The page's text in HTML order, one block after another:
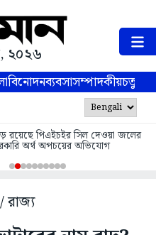
২০২৬
বিনোদনব্যবসাসম্পাদকীয়
রয়েছে পিএইচইর সিল দেওয়া জলের
অর্থ অপচয়ের অভিযোগ
/ রাজ্য